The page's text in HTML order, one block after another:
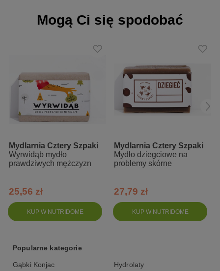
całkowicie naturalny (jest to czysta gliceryna).
ricinoleate
Mogą Ci się spodobać
KUP W NUTRIDOME
Mydlarnia Cztery Szpaki
Wyrwidąb mydło
prawdziwych mężczyzn
25,56 zł
KUP W NUTRIDOME
Mydlarnia Cztery Szpaki
Mydło dziegciowe na
problemy skórne
27,79 zł
Popularne kategorie
Gąbki Konjac Hydrolaty